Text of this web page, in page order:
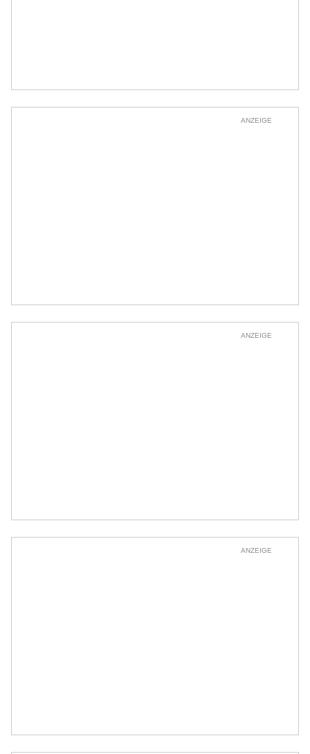
ANZEIGE
ANZEIGE
ANZEIGE